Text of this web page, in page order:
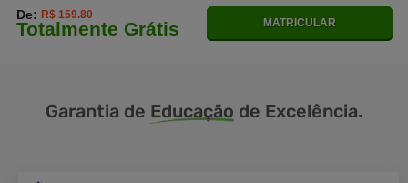
De:R$ 159.80
Totalmente Grátis MATRICULAR
Garantia de Educação de Excelência.